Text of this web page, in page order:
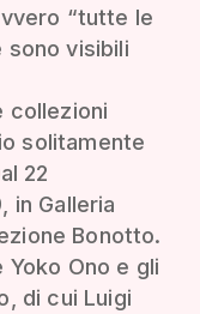
“tutte le
sono visibili
collezioni
solitamente
22
in Galleria
Bonotto.
Ono e gli
di cui Luigi